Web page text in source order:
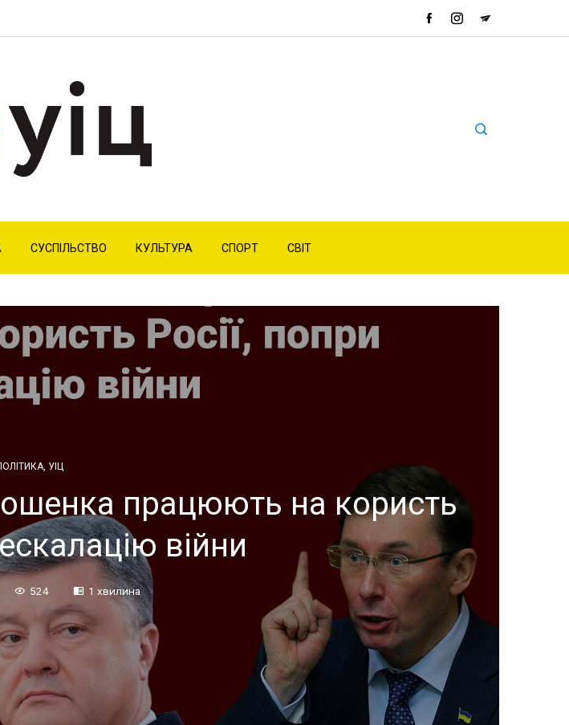
СУСПІЛЬСТВО КУЛЬТУРА СПОРТ СВІТ
, УІЦ
працюють на користь
війни
524 1 хвилина